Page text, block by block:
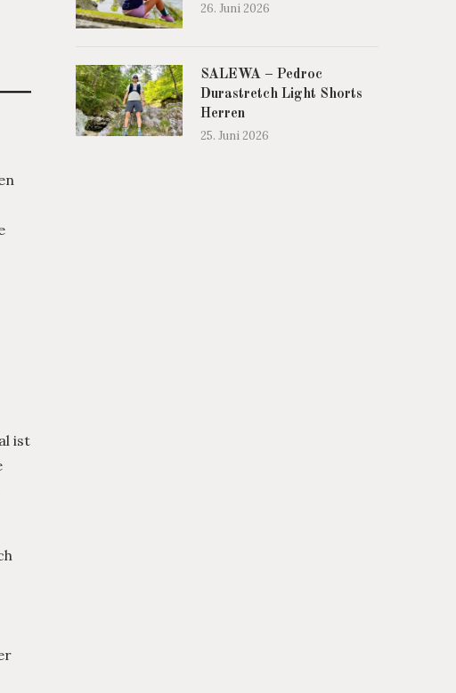
ist
26. Juni 2026
SALEWA – Pedroc
Durastretch Light Shorts
Herren
25. Juni 2026